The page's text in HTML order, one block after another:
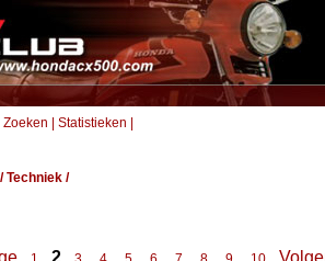
Zoeken Statistieken
/Techniek/
2